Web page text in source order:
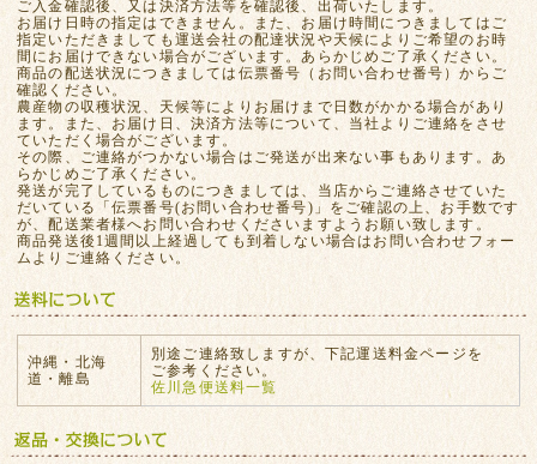
ご入金確認後、又は決済方法等を確認後、出荷いたします。
お届け日時の指定はできません。また、お届け時間につきましてはご
指定いただきましても運送会社の配達状況や天候によりご希望のお時
間にお届けできない場合がございます。あらかじめご了承ください。
商品の配送状況につきましては伝票番号（お問い合わせ番号）からご
確認ください。
農産物の収穫状況、天候等によりお届けまで日数がかかる場合があり
ます。また、お届け日、決済方法等について、当社よりご連絡をさせ
ていただく場合がございます。
その際、ご連絡がつかない場合はご発送が出来ない事もあります。あ
らかじめご了承ください。
発送が完了しているものにつきましては、当店からご連絡させていた
だいている「伝票番号(お問い合わせ番号)」をご確認の上、お手数です
が、配送業者様へお問い合わせくださいますようお願い致します。
商品発送後1週間以上経過しても到着しない場合はお問い合わせフォー
ムよりご連絡ください。
沖縄・北海
道・離島
別途ご連絡致しますが、下記運送料金ページを
ご参考ください。
佐川急便送料一覧